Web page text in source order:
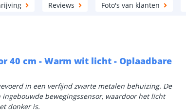
Reviews Foto's van klanten
40 cm - Warm wit licht - Oplaadbare
in een verfijnd zwarte metalen behuizing. De
bewegingssensor, waardoor het licht
donker is.